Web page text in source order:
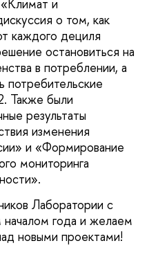
и
о том, как
каждого дециля
остановиться на
в потреблении, а
потребительские
Также были
результаты
изменения
и «Формирование
мониторинга
Лаборатории с
года и желаем
новыми проектами!